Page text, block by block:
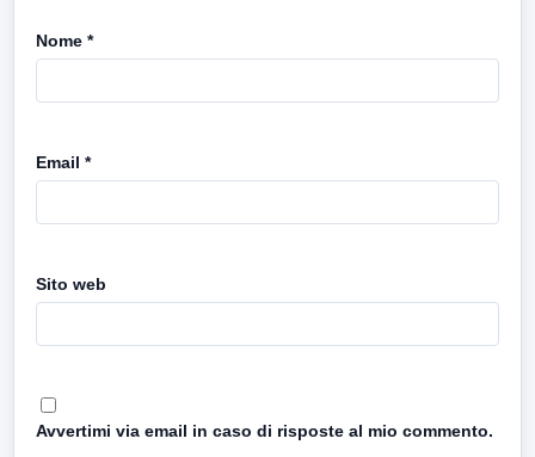
Nome *
Email *
Sito web
Avvertimi via email in caso di risposte al mio commento.